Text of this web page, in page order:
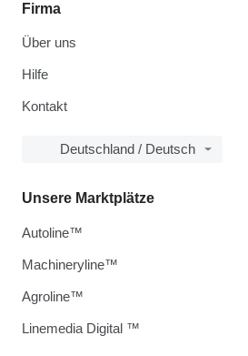
Firma
Über uns
Hilfe
Kontakt
Deutschland / Deutsch
Unsere Marktplätze
Autoline™
Machineryline™
Agroline™
Linemedia Digital ™